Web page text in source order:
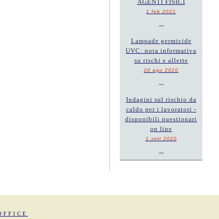
AGENTI FISICI
1 feb 2021
~
Lampade germicide
UVC: nota informativa
su rischi e allerte
20 ago 2020
~
Indagini sul rischio da
caldo per i lavoratori -
disponibili questionari
on line
1 sett 2020
~